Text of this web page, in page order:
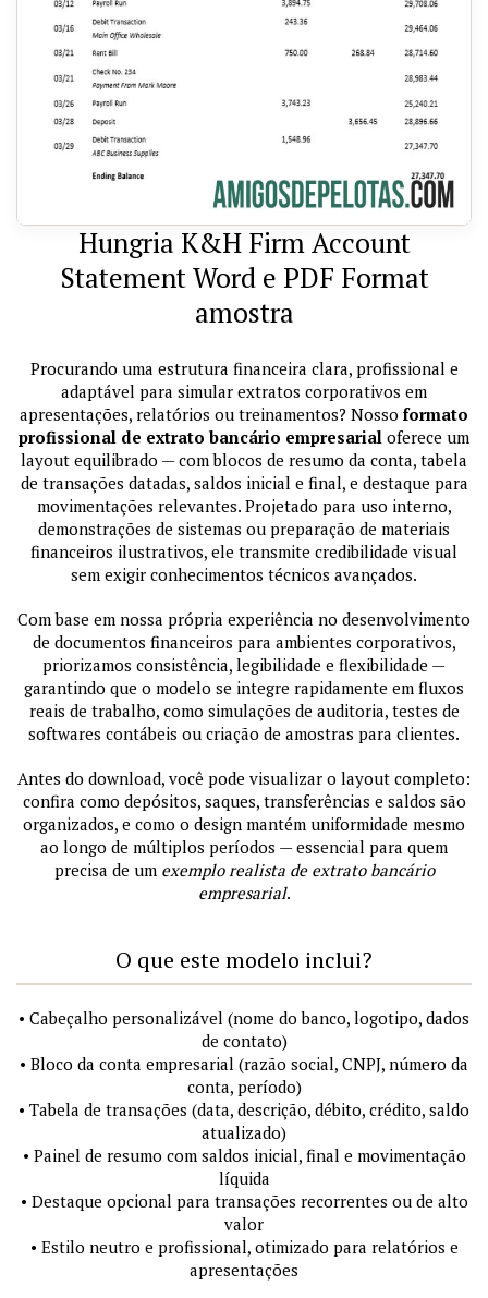
Hungria K&H Firm Account
Statement Word e PDF Format
amostra
Procurando uma estrutura financeira clara, profissional e
adaptável para simular extratos corporativos em
apresentações, relatórios ou treinamentos? Nosso formato
profissional de extrato bancário empresarial oferece um
layout equilibrado — com blocos de resumo da conta, tabela
de transações datadas, saldos inicial e final, e destaque para
movimentações relevantes. Projetado para uso interno,
demonstrações de sistemas ou preparação de materiais
financeiros ilustrativos, ele transmite credibilidade visual
sem exigir conhecimentos técnicos avançados.
Com base em nossa própria experiência no desenvolvimento
de documentos financeiros para ambientes corporativos,
priorizamos consistência, legibilidade e flexibilidade —
garantindo que o modelo se integre rapidamente em fluxos
reais de trabalho, como simulações de auditoria, testes de
softwares contábeis ou criação de amostras para clientes.
Antes do download, você pode visualizar o layout completo:
confira como depósitos, saques, transferências e saldos são
organizados, e como o design mantém uniformidade mesmo
ao longo de múltiplos períodos — essencial para quem
precisa de um exemplo realista de extrato bancário
empresarial.
O que este modelo inclui?
• Cabeçalho personalizável (nome do banco, logotipo, dados
de contato)
• Bloco da conta empresarial (razão social, CNPJ, número da
conta, período)
• Tabela de transações (data, descrição, débito, crédito, saldo
atualizado)
• Painel de resumo com saldos inicial, final e movimentação
líquida
• Destaque opcional para transações recorrentes ou de alto
valor
• Estilo neutro e profissional, otimizado para relatórios e
apresentações